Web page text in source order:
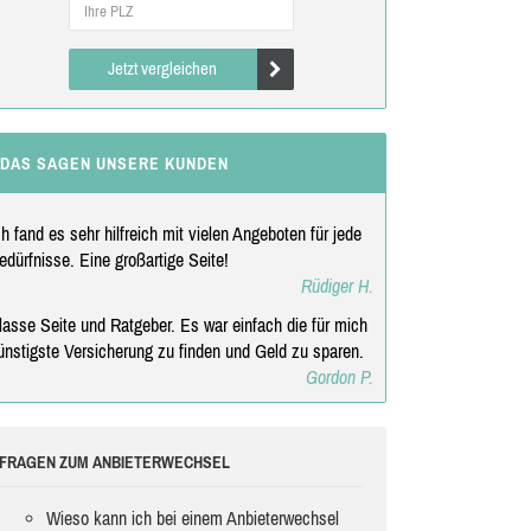
Jetzt vergleichen
DAS SAGEN UNSERE KUNDEN
fand es sehr hilfreich mit vielen Angeboten für jede
Eine großartige Seite!
Rüdiger H.
Seite und Ratgeber. Es war einfach die für mich
Versicherung zu finden und Geld zu sparen.
Gordon P.
FRAGEN ZUM ANBIETERWECHSEL
Wieso kann ich bei einem Anbieterwechsel